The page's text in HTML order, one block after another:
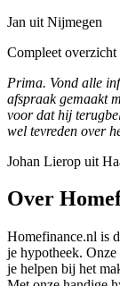
Jan uit Nijmegen
Compleet overzicht
Prima. Vond alle
afspraak gemaakt
voor dat hij
wel tevreden over
Johan Lierop uit
Over
Homefinance.nl is
je hypotheek.
je helpen bij het